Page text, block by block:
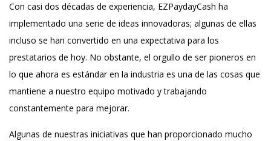
Con casi dos décadas de experiencia, EZPaydayCash ha
implementado una serie de ideas innovadoras; algunas de ellas
incluso se han convertido en una expectativa para los
prestatarios de hoy. No obstante, el orgullo de ser pioneros en
lo que ahora es estándar en la industria es una de las cosas que
mantiene a nuestro equipo motivado y trabajando
constantemente para mejorar.
Algunas de nuestras iniciativas que han proporcionado mucho